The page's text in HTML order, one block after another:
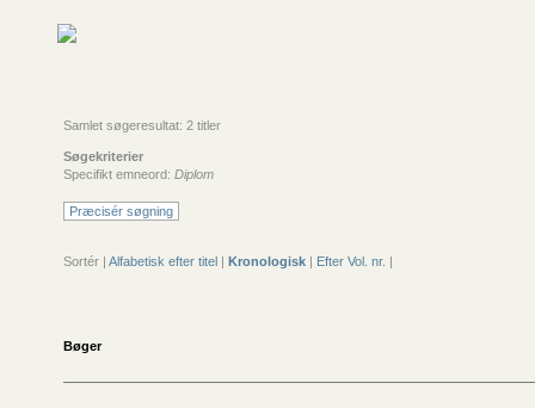
Samlet søgeresultat: 2 titler
Søgekriterier
Specifikt emneord: Diplom
Præcisér søgning
Sortér | Alfabetisk efter titel | Kronologisk | Efter Vol. nr. |
Bøger